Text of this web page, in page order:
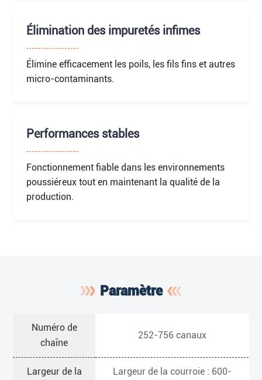
Élimination des impuretés infimes
Élimine efficacement les poils, les fils fins et autres
micro-contaminants.
Performances stables
Fonctionnement fiable dans les environnements
poussiéreux tout en maintenant la qualité de la
production.
Paramètre
Numéro de
chaîne
252-756 canaux
Largeur de la
Largeur de la courroie : 600-